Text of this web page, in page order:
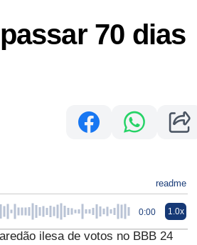
70 dias
readme
0:00 1.0x
ilesa de votos no BBB 24